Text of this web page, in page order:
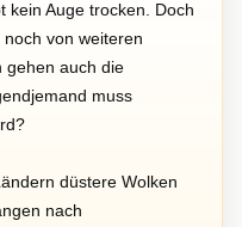
kein Auge trocken. Doch
von weiteren
gehen auch die
muss
düstere Wolken
nach